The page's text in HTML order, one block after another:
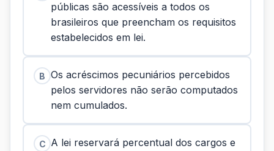
públicas são acessíveis a todos os
brasileiros que preencham os requisitos
estabelecidos em lei.
B Os acréscimos pecuniários percebidos
pelos servidores não serão computados
nem cumulados.
C A lei reservará percentual dos cargos e